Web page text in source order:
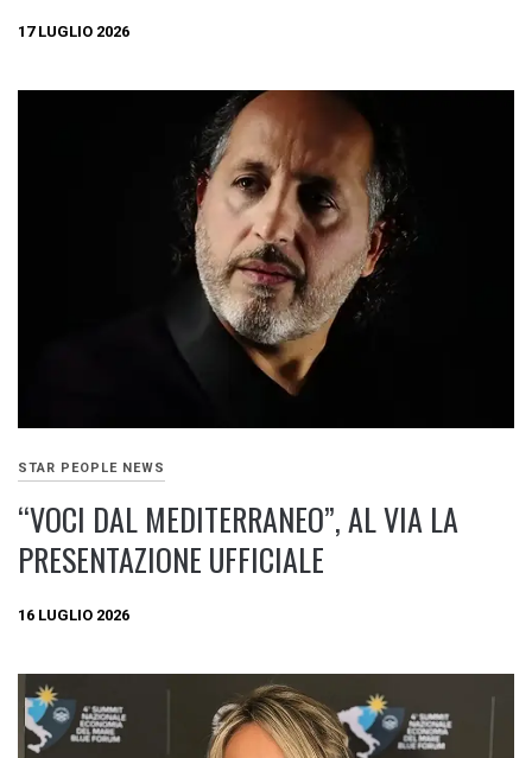
17 LUGLIO 2026
STAR PEOPLE NEWS
“VOCI DAL MEDITERRANEO”, AL VIA LA
PRESENTAZIONE UFFICIALE
16 LUGLIO 2026